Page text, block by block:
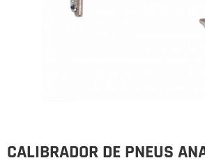
CALIBRADOR DE PNEUS